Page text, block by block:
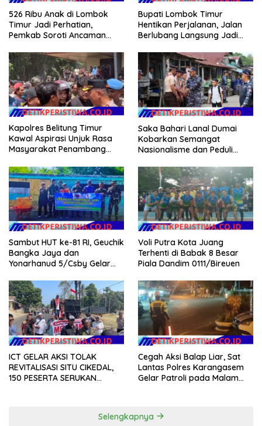
526 Ribu Anak di Lombok
Timur Jadi Perhatian,
Pemkab Soroti Ancaman
Pernikahan Dini
Bupati Lombok Timur
Hentikan Perjalanan, Jalan
Berlubang Langsung Jadi
Kapolres Belitung Timur
Kawal Aspirasi Unjuk Rasa
Masyarakat Penambang
Kantor Operasional PT.Timah
Kecamatan Gantung.
Saka Bahari Lanal Dumai
Kobarkan Semangat
Nasionalisme dan Peduli
Sambut HUT ke-81 RI, Geuchik
Bangka Jaya dan
Yonarhanud 5/Csby Gelar
Gerakan Indonesia Asri
Voli Putra Kota Juang
Terhenti di Babak 8 Besar
Piala Dandim 0111/Bireuen
ICT GELAR AKSI TOLAK
REVITALISASI SITU CIKEDAL,
150 PESERTA SERUKAN
Cegah Aksi Balap Liar, Sat
Lantas Polres Karangasem
Gelar Patroli pada Malam
Selengkapnya